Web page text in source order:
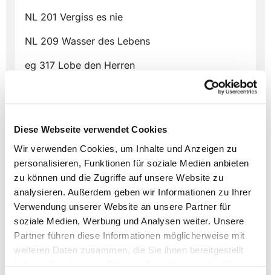
Diese Webseite verwendet Cookies
Wir verwenden Cookies, um Inhalte und Anzeigen zu
personalisieren, Funktionen für soziale Medien anbieten
zu können und die Zugriffe auf unsere Website zu
analysieren. Außerdem geben wir Informationen zu Ihrer
Verwendung unserer Website an unsere Partner für
soziale Medien, Werbung und Analysen weiter. Unsere
Partner führen diese Informationen möglicherweise mit
weiteren Daten zusammen, die Sie ihnen bereitgestellt
NL 201 Vergiss es nie
NL 209 Wasser des Lebens
eg 317 Lobe den Herren
Dies könnte Sie auch
interessieren